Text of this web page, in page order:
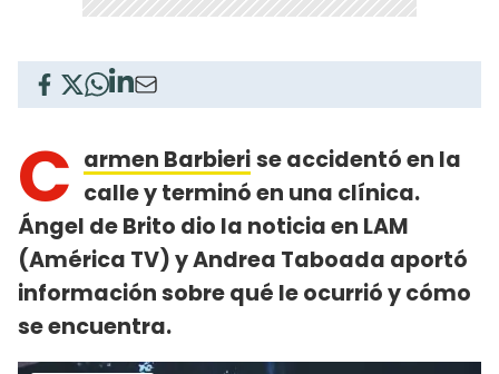
C armen Barbierise accidentó en la
calle y terminó en una clínica.
Ángel de Brito dio la noticia en LAM
(América TV) y Andrea Taboada aportó
información sobre qué le ocurrió y cómo
se encuentra.